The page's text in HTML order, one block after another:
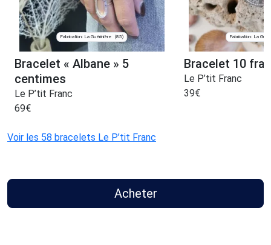
Fabrication: La Guérinière (85)
Bracelet « Albane » 5
centimes
Le P’tit Franc
69€
Fabrication: La
Bracelet 10
Le P’tit Franc
39€
Voir les 58 bracelets Le P’tit Franc
Acheter